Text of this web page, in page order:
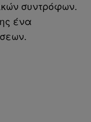
συντρόφων.
ένα